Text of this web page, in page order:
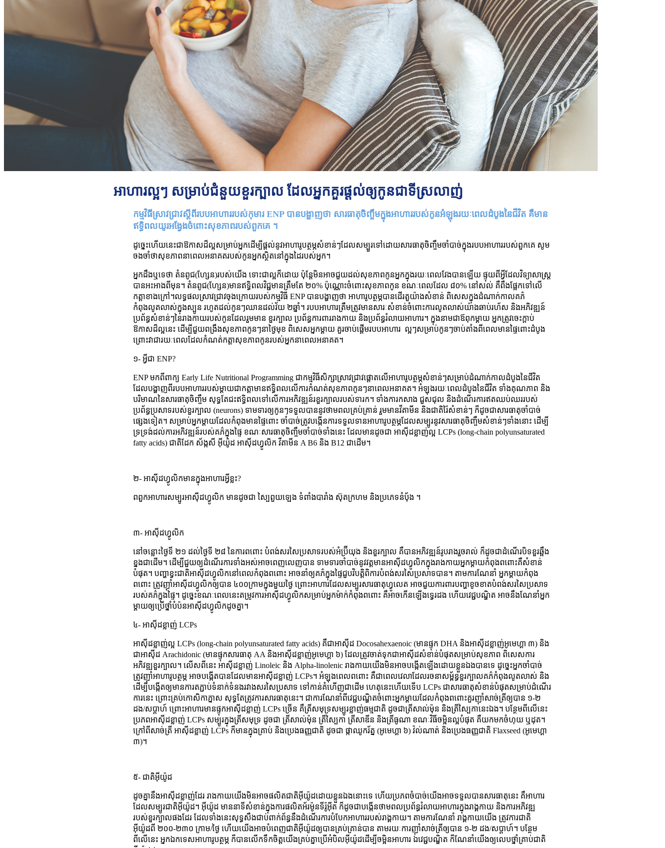
អាហារល្អៗ សម្រាប់ជំនួយខួរក្បាល ដែលអ្នកគួរផ្តល់ឲ្យកូនជាទីស្រលាញ់
កម្មវិធីស្រាវជ្រាវស្តីពីរបបអាហាររបស់កុមារ ENP បានបង្ហាញថា សារធាតុចិញ្ចឹមក្នុងអាហាររបស់កូនអំឡុងរយៈពេលដំបូងនៃជីវិត គឺមាន
ឥទ្ធិពលយូរអង្វែងចំពោះសុខភាពរបស់ពួកគេ ។
ដូច្នេះហើយនេះជាឱកាសដ៏ល្អសម្រាប់អ្នកដើម្បីផ្តល់នូវអាហារូបត្ថម្ភសំខាន់ៗដែលសម្បួរទៅដោយសារធាតុចិញ្ចឹមចាំបាច់ក្នុងរបបអាហាររបស់ពួកគេ សូម
ចងចាំថាសុខភាពនាពេលអនាគតរបស់កូនអ្នកស្ថិតនៅក្នុងដៃរបស់អ្នក។
អ្នកដឹងឬទេថា តំនពូជ(ហ្សែន)របស់យើង ទោះជាល្អក៏ដោយ ប៉ុន្តែមិនអាចជួយដល់សុខភាពកូនអ្នកក្នុងរយៈពេលវែងបានឡើយ ផ្ទុយពីអ្វីដែលវិទ្យាសាស្ត្រ
បានអះអាងពីមុន។ តំនពូជ(ហ្សែន)មានឥទ្ធិពលវិជ្ជមានត្រឹមតែ ២០% ប៉ុណ្ណោះចំពោះសុខភាពកូន ខណៈពេលដែល ៨០% នៅសល់ គឺពឹងផ្អែកទៅលើ
កត្តាខាងក្រៅ។លទ្ធផលស្រាវជ្រាវចុងក្រោយរបស់កម្មវិធី ENP បានបង្ហាញថា អាហារូបត្ថម្ភបានដើរតួយ៉ាងសំខាន់ ពិសេសក្នុងដំណាក់កាលគភ៌
កំពុងលូតលាស់ក្នុងស្បូន រហូតដល់កូនៗឈានដល់វ័យ ២ឆ្នាំ។ របបអាហារត្រឹមត្រូវមានសារៈសំខាន់ចំពោះការលូតលាស់យ៉ាងឆាប់រហ័ស និងអភិវឌ្ឍន៍
ប្រព័ន្ធសំខាន់ៗនៃរាងកាយរបស់កូនដែលរួមមាន ខួរក្បាល ប្រព័ន្ធការពាររាងកាយ និងប្រព័ន្ធរំលាយអាហារ។ ក្នុងនាមជាឪពុកម្តាយ អ្នកត្រូវចេះក្តាប់
ឱកាសដ៏ល្អនេះ ដើម្បីជួយពង្រឹងសុខភាពកូនៗនាថ្ងៃមុខ ពិសេសអ្នកម្តាយ គួរចាប់ផ្តើមរបបអាហារ ល្អៗសម្រាប់កូនៗចាប់តាំងពីពេលមានផ្ទៃពោះដំបូង
ព្រោះវាជារយៈពេលដែលកំណត់កត្តាសុខភាពកូនរបស់អ្នកនាពេលអនាគត។
១- អ្វីជា ENP?
ENP មកពីពាក្យ Early Life Nutritional Programming ជាកម្មវិធីសិក្សាស្រាវជ្រាវផ្តោតលើអាហារូបត្ថម្ភសំខាន់ៗសម្រាប់ដំណាក់កាលដំបូងនៃជីវិត
ដែលបង្ហាញពីរបបអាហាររបស់ម្តាយជាកត្តាមានឥទ្ធិពលលើការកំណត់សុខភាពកូនៗនាពេលអនាគត។ អំឡុងរយៈពេលដំបូងនៃជីវិត ទាំងគុណភាព និង
បរិមាណនៃសារធាតុចិញ្ចឹម សុទ្ធតែជះឥទ្ធិពលទៅលើការអភិវឌ្ឍន៍រខួរក្បាលរបស់ទារក។ ទាំងការកសាង ជួសជុល និងដំណើរការឥតឈប់ឈររបស់
ប្រព័ន្ធប្រសាទរបស់ខួរក្បាល (neurons) ទាមទារឲ្យកូនៗទទួលបាននូវថាមពលគ្រប់គ្រាន់ រួមមានវីតាមីន និងជាតិរ៉ៃសំខាន់ៗ ក៏ដូចជាសារធាតុចាំបាច់
ផ្សេងទៀត។ សម្រាប់អ្នកម្តាយដែលកំពុងមានផ្ទៃពោះ ចាំបាច់ត្រូវបង្កើនការទទួលទានអាហារូបត្ថម្ភដែលសម្បូរនូវសារធាតុចិញ្ចឹមសំខាន់ៗទាំងនោះ ដើម្បី
ទ្រទ្រង់ដល់ការអភិវឌ្ឍន៍របស់គភ៌ក្នុងផ្ទៃ ខណៈសារធាតុចិញ្ចឹមចាំបាច់ទាំងនេះ ដែលមានដូចជា អាស៊ីដខ្លាញ់ល្អ LCPs (long-chain polyunsaturated
fatty acids) ជាតិដែក ស័ង្កសី អ៊ីយ៉ូដ អាស៊ីដហ្វូលិក វីតាមីន A B6 និង B12 ជាដើម។
២- អាស៊ីដហ្វូលិកមានក្នុងអាហារអ្វីខ្លះ?
ពពួកអាហារសម្បូរអាស៊ីដហ្វូលិក មានដូចជា ស្បៃពួយឡេង ទំពាំងបារាំង ស៊ុតក្រហម និងប្រភេទនំបុ័ង ។
៣- អាស៊ីដហ្វូលិក
នៅចន្លោះថ្ងៃទី ២១ ដល់ថ្ងៃទី ២៨ នៃការពពោះ បំពង់សរសៃប្រសាទរបស់អំប្រ៊ីយុង និងខួរក្បាល គឺបានអភិវឌ្ឍន៍រូបរាងរួចរាល់ ក៏ដូចជាដំណើរបិទខួរឆ្អឹង
ខ្នងជាដើម។ ដើម្បីជួយឲ្យដំណើរការទាំងអស់អាចពេញលេញបាន ទាមទារចាំបាច់នូវវត្តមានអាស៊ីដហ្វូលិកក្នុងរាងកាយអ្នកម្តាយកំពុងពពោះគឺសំខាន់
បំផុត។ បញ្ហាខ្វះជាតិអាស៊ីដហ្វូលិកនៅពេលកំពុងពពោះ អាចនាំឲ្យគភ៌ក្នុងផ្ទៃជួបវិបត្តិពិការបំពង់សរសៃប្រសាទបាន។ តាមការណែនាំ អ្នកម្តាយកំពុង
ពពោះ ត្រូវញ៉ាំអាស៊ីដហ្វូលិកឲ្យបាន ៤០០ក្រាមក្នុងមួយថ្ងៃ ព្រោះអាហារដែលសម្បូរសារធាតុហ្វូលេត អាចជួយការពារបញ្ហាខូចខាតបំពង់សរសៃប្រសាទ
របស់គភ៌ក្នុងផ្ទៃ។ ដូច្នេះខណៈពេលនេះតម្រូវការអាស៊ីដហ្វូលិកសម្រាប់អ្នកម៉ាក់កំពុងពពោះ គឺអាចកើនឡើងទ្វេរដង ហើយវេជ្ជបណ្ឌិត អាចនឹងណែនាំអ្នក
ម្តាយឲ្យប្រើថ្នាំបំប៉នអាស៊ីដហ្វូលិកដូចគ្នា។
៤- អាស៊ីដខ្លាញ់ LCPs
អាស៊ីដខ្លាញ់ល្អ LCPs (long-chain polyunsaturated fatty acids) គឺជាអាស៊ីដ Docosahexaenoic (មានផ្ទុក DHA និងអាស៊ីដខ្លាញ់អូមេហ្គា ៣) និង
ជាអាស៊ីដ Arachidonic (មានផ្ទុកសារធាតុ AA និងអាស៊ីដខ្លាញ់អូមេហ្គា ៦) ដែលត្រូវចាត់ទុកជាអាស៊ីដសំខាន់បំផុតសម្រាប់សុខភាព ពិសេសការ
អភិវឌ្ឍខួរក្បាល។ លើសពីនេះ អាស៊ីដខ្លាញ់ Linoleic និង Alpha-linolenic រាងកាយយើងមិនអាចបង្កើតឡើងដោយខ្លួនឯងបានទេ ដូច្នេះអ្នកចាំបាច់
ត្រូវញ៉ាំអាហារូបត្ថម្ភ អាចបង្កើតបានដែលមានអាស៊ីដខ្លាញ់ LCPs។ អំឡុងពេលពពោះ គឺជាពេលវេលាដែលរចនាសម្ព័ន្ធខួរក្បាលគភ៌កំពុងលូតលាស់ និង
ដើម្បីបង្កើតឲ្យមានការតភ្ជាប់ទំនាក់ទំនងរវាងសរសៃប្រសាទ ទៅកាន់គំហើញជាដើម ហេតុនេះហើយទើប LCPs ជាសារធាតុសំខាន់បំផុតសម្រាប់ដំណើរ
ការនេះ ព្រោះគ្រប់កោសិកាភ្នាស សុទ្ធតែត្រូវការសារធាតុនេះ។ ជាការណែនាំពីវេជ្ជបណ្ឌិតចំពោះអ្នកម្តាយដែលកំពុងពពោះគួរញ៉ាំសាច់ត្រីឲ្យបាន ១-២
ដង/សប្តាហ៍ ព្រោះអាហារមានផ្ទុកអាស៊ីដខ្លាញ់ LCPs ច្រើន គឺត្រីសមុទ្រសម្បូរខ្លាញ់ធម្មជាតិ ដូចជាត្រីសាល់ម៉ុន និងត្រីស្បៃកានេះឯង។ បន្ថែមពីលើនេះ
ប្រភពអាស៊ីដខ្លាញ់ LCPs សម្បូរក្នុងត្រីសមុទ្រ ដូចជា ត្រីសាល់ម៉ុន ត្រីស្បៃកា ត្រីសាឌីន និងត្រីធូណា ខណៈវិធីចម្អិនល្អបំផុត គឺយកមកចំហុយ ឬដុត។
ក្រៅពីសាច់ត្រី អាស៊ីដខ្លាញ់ LCPs ក៏មានក្នុងគ្រាប់ និងប្រេងធញ្ញជាតិ ដូចជា ផ្កាឈូករ័ត្ន (អូមេហ្គា ៦) វ៉ល់ណាត់ និងប្រេងធញ្ញជាតិ Flaxseed (អូមេហ្គា
៣)។
៥- ជាតិអ៊ីយ៉ូដ
ដូចគ្នានឹងអាស៊ីដខ្លាញ់ដែរ រាងកាយយើងមិនអាចផលិតជាតិអ៊ីយ៉ូដដោយខ្លួនឯងនោះទេ ហើយប្រភពចំបាច់យើងអាចទទួលបានសារធាតុនេះ គឺអាហារ
ដែលសម្បូរជាតិអ៊ីយ៉ូដ។ អ៊ីយ៉ូដ មាននាទីសំខាន់ក្នុងការផលិតអ័រម៉ូនទីរ៉ូអ៊ីត ក៏ដូចជាបង្កើនថាមពលប្រព័ន្ធរំលាយអាហារក្នុងរាង្គកាយ និងការអភិវឌ្ឍ
របស់ខួរក្បាលផងដែរ ដែលទាំងនេះសុទ្ធសឹងជាប់ពាក់ព័ន្ធនឹងដំណើរការបំបែកអាហាររបស់រាង្គកាយ។ តាមការណែនាំ រាង្គកាយយើង ត្រូវការជាតិ
អ៊ីយ៉ូដពី ២០០-២៣០ ក្រាម/ថ្ងៃ ហើយយើងអាចបំពេញជាតិអ៊ីយ៉ូដឲ្យបានគ្រប់គ្រាន់បាន តាមរយៈការញ៉ាំសាច់ត្រីឲ្យបាន ១-២ ដង/សប្តាហ៍។ បន្ថែម
ពីលើនេះ អ្នកឯកទេសអាហារូបត្ថម្ភ ក៏បានលើកទឹកចិត្តយើងគ្រប់គ្នាប្រើអំបិលអ៊ីយ៉ូដដើម្បីចម្អិនអាហារ ឯវេជ្ជបណ្ឌិត ក៏ណែនាំយើងឲ្យលេបថ្នាំគ្រាប់ជាតិ